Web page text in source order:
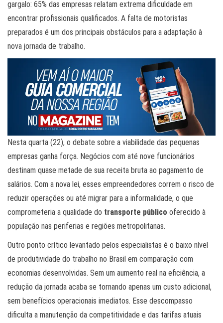
gargalo: 65% das empresas relatam extrema dificuldade em
encontrar profissionais qualificados. A falta de motoristas
preparados é um dos principais obstáculos para a adaptação à
nova jornada de trabalho.
Nesta quarta (22), o debate sobre a viabilidade das pequenas
empresas ganha força. Negócios com até nove funcionários
destinam quase metade de sua receita bruta ao pagamento de
salários. Com a nova lei, esses empreendedores correm o risco de
reduzir operações ou até migrar para a informalidade, o que
comprometeria a qualidade do transporte público oferecido à
população nas periferias e regiões metropolitanas.
Outro ponto crítico levantado pelos especialistas é o baixo nível
de produtividade do trabalho no Brasil em comparação com
economias desenvolvidas. Sem um aumento real na eficiência, a
redução da jornada acaba se tornando apenas um custo adicional,
sem benefícios operacionais imediatos. Esse descompasso
dificulta a manutenção da competitividade e das tarifas atuais